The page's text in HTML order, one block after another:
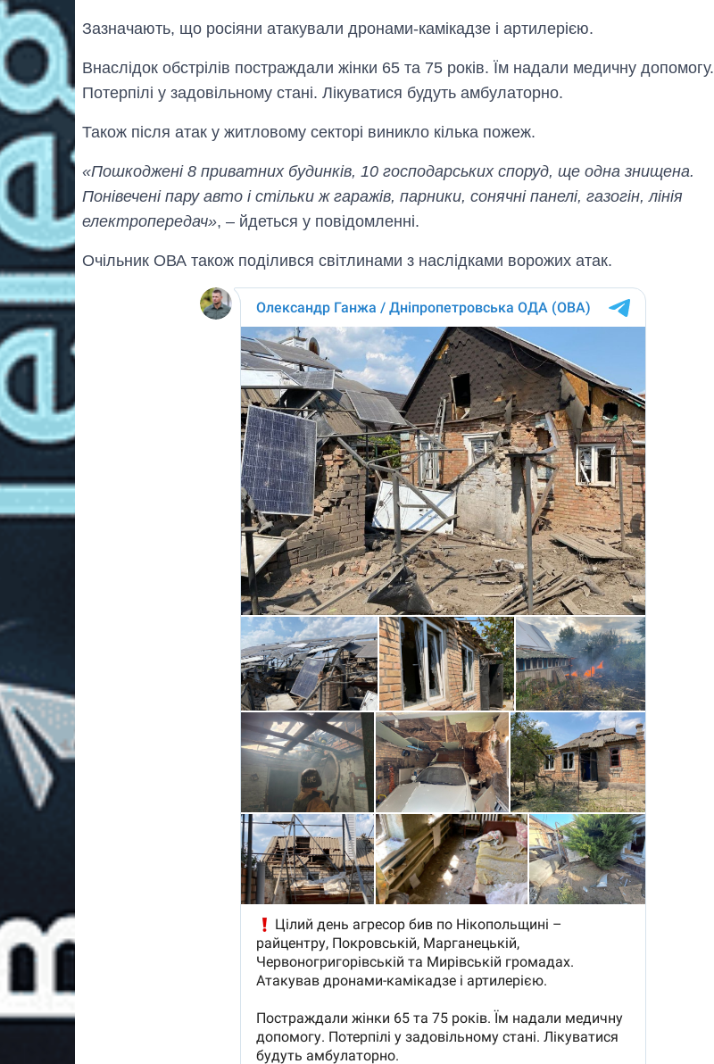
Зазначають, що росіяни атакували дронами-камікадзе і артилерією.
Внаслідок обстрілів постраждали жінки 65 та 75 років. Їм надали медичну допомогу.
Потерпілі у задовільному стані. Лікуватися будуть амбулаторно.
Також після атак у житловому секторі виникло кілька пожеж.
«Пошкоджені 8 приватних будинків, 10 господарських споруд, ще одна знищена.
Понівечені пару авто і стільки ж гаражів, парники, сонячні панелі, газогін, лінія
електропередач», – йдеться у повідомленні.
Очільник ОВА також поділився світлинами з наслідками ворожих атак.
рф